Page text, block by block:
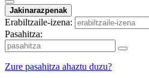
Jakinarazpenak
Erabiltzaile-izena:
Pasahitza:
Zure pasahitza ahaztu duzu?